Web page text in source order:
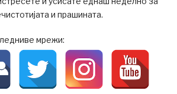
и прашината.
мрежи: